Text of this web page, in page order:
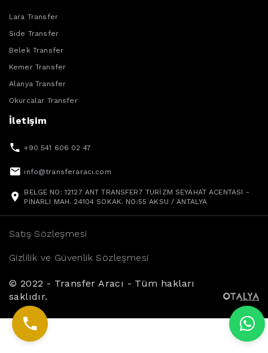
Lara Transfer
Side Transfer
Belek Transfer
Kemer Transfer
Alanya Transfer
Okurcalar Transfer
İletişim
+90 541 606 02 47
info@transferaraci.com
BELGE NO: 12127 ANT TRANSFER7 TURİZM SEYAHAT ACENTASI -
PINARLI MAH. 24104 SOKAK. NO:55 AKSU / ANTALYA
© 2022 - Transfer Aracı - Tüm hakları
saklıdır.
Gizlilik ve Güvenlik Sözleşmesi
Satış Sözleşmesi